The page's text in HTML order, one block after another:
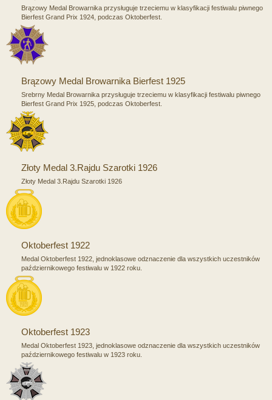
Brązowy Medal Browarnika przysługuje trzeciemu w klasyfikacji festiwalu piwnego
Bierfest Grand Prix 1924, podczas Oktoberfest.
Brązowy Medal Browarnika Bierfest 1925
Srebrny Medal Browarnika przysługuje trzeciemu w klasyfikacji festiwalu piwnego
Bierfest Grand Prix 1925, podczas Oktoberfest.
Złoty Medal 3.Rajdu Szarotki 1926
Złoty Medal 3.Rajdu Szarotki 1926
Oktoberfest 1922
Medal Oktoberfest 1922, jednoklasowe odznaczenie dla wszystkich uczestników
październikowego festiwalu w 1922 roku.
Oktoberfest 1923
Medal Oktoberfest 1923, jednoklasowe odznaczenie dla wszystkich uczestników
październikowego festiwalu w 1923 roku.